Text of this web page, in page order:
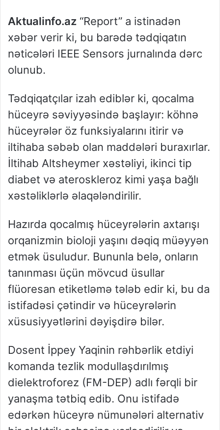
Aktualinfo.az “Report” a istinadən
xəbər verir ki, bu barədə tədqiqatın
nəticələri IEEE Sensors jurnalında dərc
olunub.
Tədqiqatçılar izah ediblər ki, qocalma
hüceyrə səviyyəsində başlayır: köhnə
hüceyrələr öz funksiyalarını itirir və
iltihaba səbəb olan maddələri buraxırlar.
İltihab Altsheymer xəstəliyi, ikinci tip
diabet və ateroskleroz kimi yaşa bağlı
xəstəliklərlə əlaqələndirilir.
Hazırda qocalmış hüceyrələrin axtarışı
orqanizmin bioloji yaşını dəqiq müəyyən
etmək üsuludur. Bununla belə, onların
tanınması üçün mövcud üsullar
flüoresan etiketləmə tələb edir ki, bu da
istifadəsi çətindir və hüceyrələrin
xüsusiyyətlərini dəyişdirə bilər.
Dosent İppey Yaqinin rəhbərlik etdiyi
komanda tezlik modullaşdırılmış
dielektroforez (FM-DEP) adlı fərqli bir
yanaşma tətbiq edib. Onu istifadə
edərkən hüceyrə nümunələri alternativ